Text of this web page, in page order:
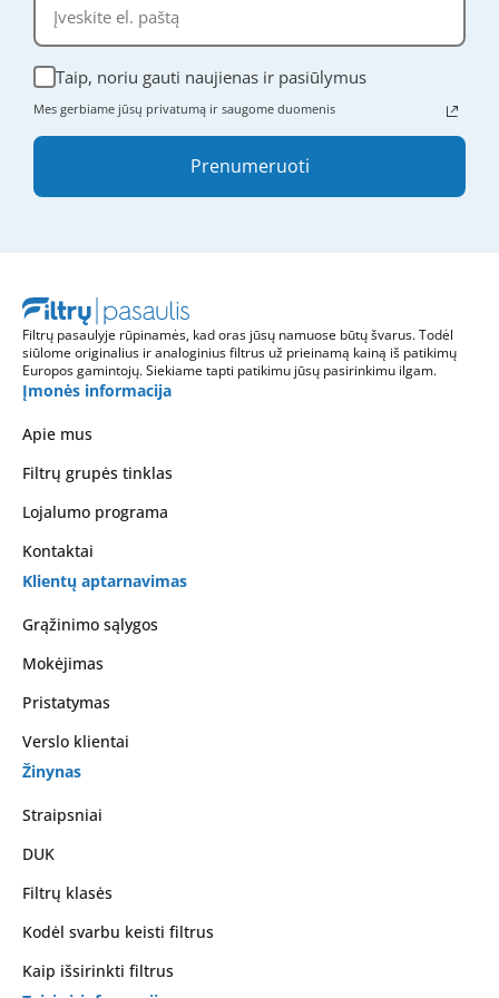
Taip, noriu gauti naujienas ir pasiūlymus
Mes gerbiame jūsų privatumą ir saugome duomenis
Prenumeruoti
Filtrų pasaulyje rūpinamės, kad oras jūsų namuose būtų švarus. Todėl
siūlome originalius ir analoginius filtrus už prieinamą kainą iš patikimų
Europos gamintojų. Siekiame tapti patikimu jūsų pasirinkimu ilgam.
Įmonės informacija
Apie mus
Filtrų grupės tinklas
Lojalumo programa
Kontaktai
Klientų aptarnavimas
Grąžinimo sąlygos
Mokėjimas
Pristatymas
Verslo klientai
Žinynas
Straipsniai
DUK
Filtrų klasės
Kodėl svarbu keisti filtrus
Kaip išsirinkti filtrus